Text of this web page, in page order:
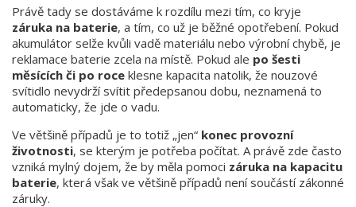
Právě tady se dostáváme k rozdílu mezi tím, co kryje
záruka na baterie, a tím, co už je běžné opotřebení. Pokud
akumulátor selže kvůli vadě materiálu nebo výrobní chybě, je
reklamace baterie zcela na místě. Pokud ale po šesti
měsících či po roce klesne kapacita natolik, že nouzové
svítidlo nevydrží svítit předepsanou dobu, neznamená to
automaticky, že jde o vadu.
Ve většině případů je to totiž „jen“ konec provozní
životnosti, se kterým je potřeba počítat. A právě zde často
vzniká mylný dojem, že by měla pomoci záruka na kapacitu
baterie, která však ve většině případů není součástí zákonné
záruky.